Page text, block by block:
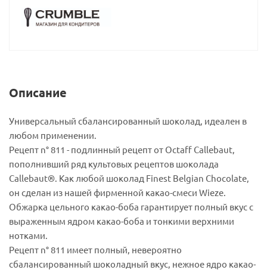
Описание
Универсальный сбалансированный шоколад, идеален в
любом применении.
Рецепт n° 811 - подлинный рецепт от Octaff Callebaut,
пополнивший ряд культовых рецептов шоколада
Callebaut®. Как любой шоколад Finest Belgian Chocolate,
он сделан из нашей фирменной какао-смеси Wieze.
Обжарка цельного какао-боба гарантирует полный вкус с
выраженным ядром какао-боба и тонкими верхними
нотками.
Рецепт n° 811 имеет полный, невероятно
сбалансированный шоколадный вкус, нежное ядро какао-